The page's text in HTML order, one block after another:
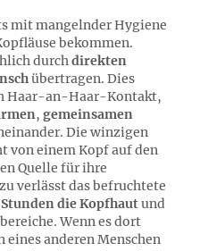
mit mangelnder Hygiene
bekommen.
durchdirekten
übertragen. Dies
Haar-an-Haar-Kontakt,
, gemeinsamen
Die winzigen
von einem Kopf auf den
Quelle für ihre
verlässt das befruchtete
die Kopfhautund
Wenn es dort
anderen Menschen